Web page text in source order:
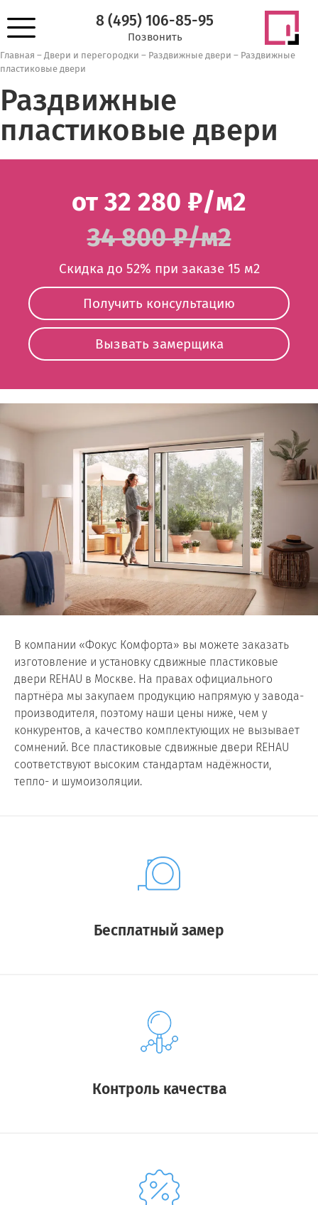
8 (495) 106-85-95
Позвонить
Главная – Двери и перегородки – Раздвижные двери – Раздвижные
пластиковые двери
Раздвижные
пластиковые двери
от 32 280 ₽/м2
34 800 ₽/м2
Скидка до 52% при заказе 15 м2
Получить консультацию
Вызвать замерщика
В компании «Фокус Комфорта» вы можете заказать
изготовление и установку сдвижные пластиковые
двери REHAU в Москве. На правах официального
партнёра мы закупаем продукцию напрямую у завода-
производителя, поэтому наши цены ниже, чем у
конкурентов, а качество комплектующих не вызывает
сомнений. Все пластиковые сдвижные двери REHAU
соответствуют высоким стандартам надёжности,
тепло- и шумоизоляции.
Бесплатный замер
Контроль качества